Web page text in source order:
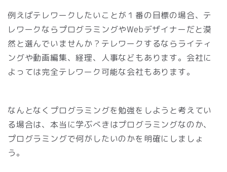
例えばテレワークしたいことが１番の目標の場合、テ
レワークならプログラミングやWebデザイナーだと漠
然と選んでいませんか？テレワークするならライティ
ングや動画編集、経理、人事などもあります。会社に
よっては完全テレワーク可能な会社もあります。
なんとなくプログラミングを勉強をしようと考えてい
る場合は、本当に学ぶべきはプログラミングなのか、
プログラミングで何がしたいのかを明確にしましょ
う。